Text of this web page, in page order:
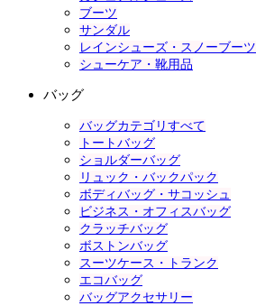
ブーツ
サンダル
レインシューズ・スノーブーツ
シューケア・靴用品
バッグ
バッグカテゴリすべて
トートバッグ
ショルダーバッグ
リュック・バックパック
ボディバッグ・サコッシュ
ビジネス・オフィスバッグ
クラッチバッグ
ボストンバッグ
スーツケース・トランク
エコバッグ
バッグアクセサリー